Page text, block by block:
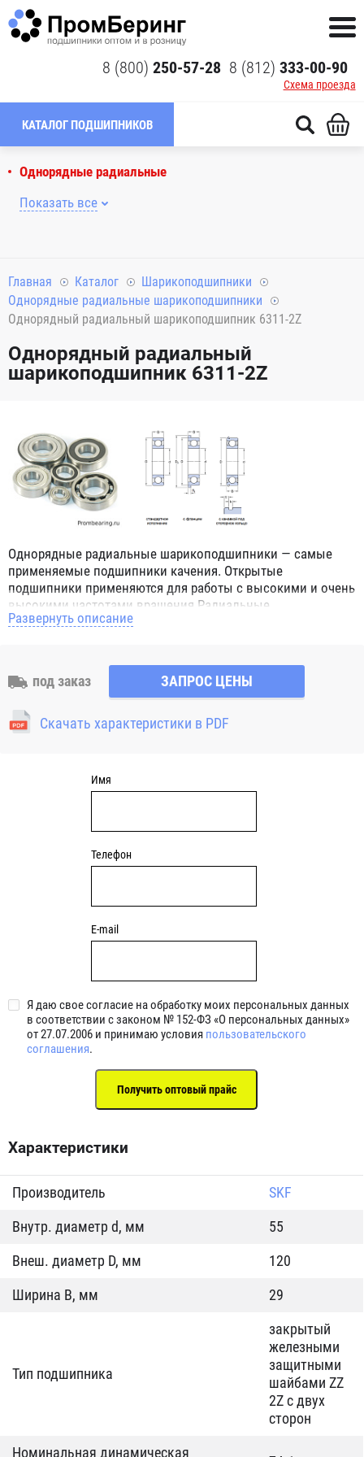
8 (800) 250-57-28 8 (812) 333-00-90
Схема проезда
КАТАЛОГ ПОДШИПНИКОВ
Однорядные радиальные
Показать все
Главная Каталог
Шарикоподшипники
Однорядные радиальные шарикоподшипники
Однорядный радиальный шарикоподшипник 6311-2Z
Однорядный радиальный
шарикоподшипник 6311-2Z
Однорядные радиальные шарикоподшипники — самые
применяемые подшипники качения. Открытые
подшипники применяются для работы с высокими и очень
высокими частотами вращения.Радиальные
шарикоподшипники обозначением 2Z ZZ с обеих сторон
обозначением 2RS 2RS1 2RSH 2RSR имеют с обеих сторон
контактные уплотнения из бутадиен-нитрильного каучука
(NBR) и пригодны для средних частот вращения. Также
поставляются подшипники с бесконтактными
Развернуть описание
под заказ ЗАПРОС ЦЕНЫ
Скачать характеристики в PDF
Имя
Телефон
E-mail
Я даю свое согласие на обработку моих персональных данных
в соответствии с законом № 152-ФЗ «О персональных данных»
от 27.07.2006 и принимаю условия пользовательского
соглашения.
Характеристики
Производитель
SKF
Внутр. диаметр d, мм
55
Внеш. диаметр D, мм
120
Ширина B, мм
29
Тип подшипника
закрытый
железными
защитными
шайбами ZZ
2Z c двух
сторон
Номинальная динамическая